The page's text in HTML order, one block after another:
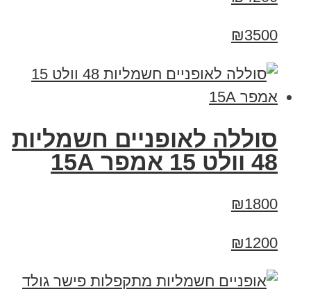
₪3500
סוללה לאופניים חשמליות
48 וולט 15 אמפר 15A
₪1800
₪1200